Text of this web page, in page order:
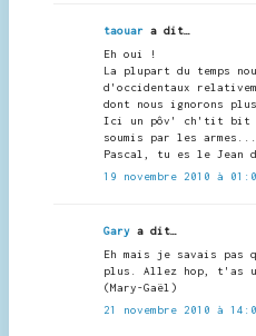
taouar a dit…
Eh oui !
La plupart du temps
d'occidentaux
dont nous ignorons
Ici un pôv' ch'tit bit
soumis par les armes...
Pascal, tu es le Jean
19 novembre 2010 à
Gary a dit…
Eh mais je savais
plus. Allez hop, t'as
(Mary-Gaël)
21 novembre 2010 à